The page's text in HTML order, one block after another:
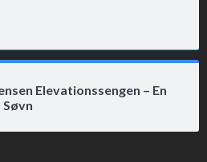
Elevationssengen – En